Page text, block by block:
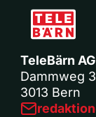
TeleBärn AG
Dammweg 3
3013 Bern